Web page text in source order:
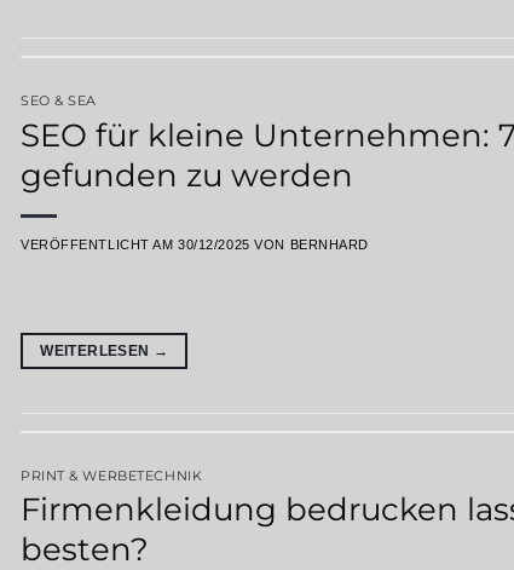
SEO & SEA
SEO für kleine Unternehmen:
gefunden zu werden
VERÖFFENTLICHT AM30/12/2025 VON BERNHARD
WEITERLESEN →
PRINT & WERBETECHNIK
Firmenkleidung bedrucken
besten?